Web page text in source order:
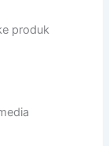
produk